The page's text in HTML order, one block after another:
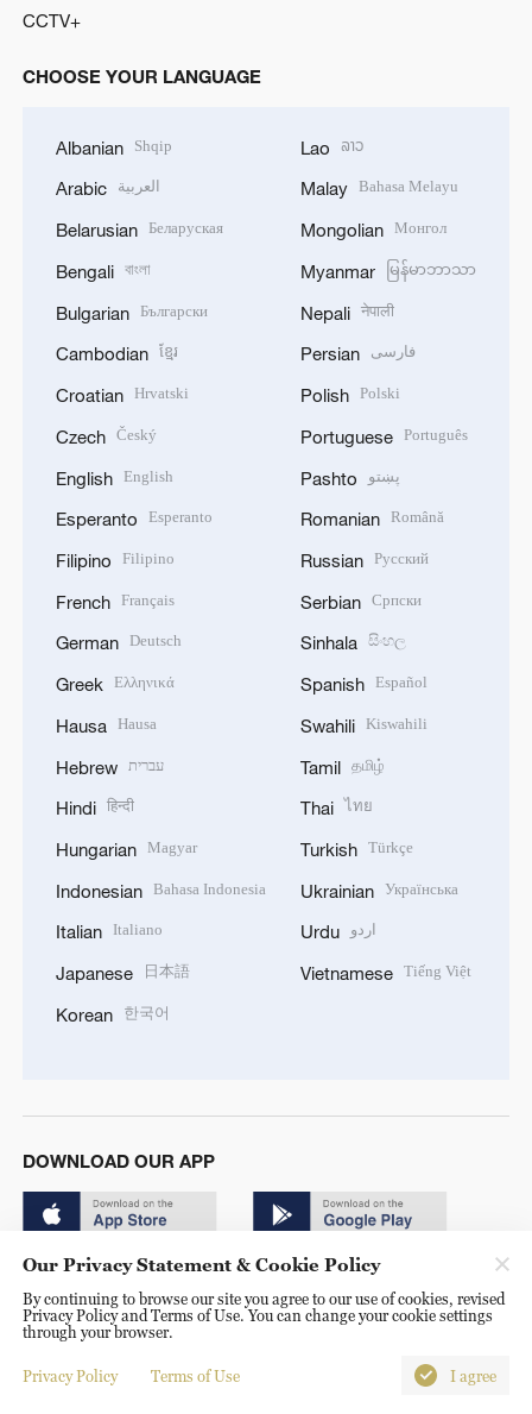
CCTV+
CHOOSE YOUR LANGUAGE
Albanian Shqip
Arabic العربية
Belarusian Беларуская
Bengali বাংলা
Bulgarian Български
Cambodian ខ្មែរ
Croatian Hrvatski
Czech Český
English English
Esperanto Esperanto
Filipino Filipino
French Français
German Deutsch
Greek Ελληνικά
Hausa Hausa
Hebrew עברית
Hindi हिन्दी
Hungarian Magyar
Indonesian Bahasa Indonesia
Italian Italiano
Japanese 日本語
Korean 한국어
Lao ລາວ
Malay Bahasa Melayu
Mongolian Монгол
Myanmar မြန်မာဘာသာ
Nepali नेपाली
Persian فارسی
Polish Polski
Portuguese Português
Pashto پښتو
Romanian Română
Russian Русский
Serbian Српски
Sinhala සිංහල
Spanish Español
Swahili Kiswahili
Tamil தமிழ்
Thai ไทย
Turkish Türkçe
Ukrainian Українська
Urdu اردو
Vietnamese Tiếng Việt
DOWNLOAD OUR APP
© China Radio International.CRI. All Rights Reserved. 16A
Shijingshan Road, Beijing, China. 100040
Our Privacy Statement & Cookie Policy
By continuing to browse our site you agree to our use of cookies, revised
Privacy Policy and Terms of Use. You can change your cookie settings
through your browser.
Privacy Policy Terms of Use I agree